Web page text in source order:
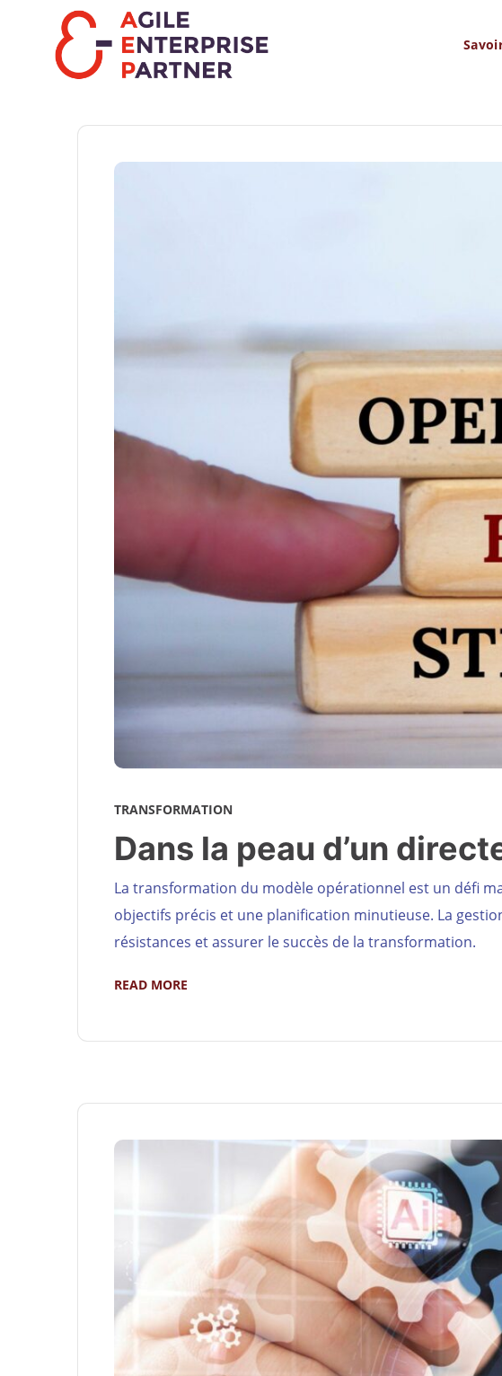
TRANSFORMATION
Dans la peau d’un
La transformation du modèle opérationnel est un défi
objectifs précis et une planification minutieuse. La
résistances et assurer le succès de la transformation.
READ MORE